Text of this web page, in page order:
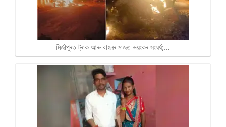
মিৰ্জাপুৰত ট্ৰাক আৰু বাহনৰ মাজত ভয়ংকৰ সংঘৰ্ষ;…